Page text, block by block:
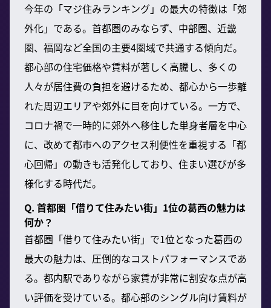
今年の「マジ住みランキング」の最大の特徴は「郊
外化」である。首都圏のみならず、中部圏、近畿
圏、福岡など全国の主要4圏域で共通する傾向だ。
都心部の住宅価格や賃料が著しく高騰し、多くの
人々が居住費の負担を避けるため、都心から一歩離
れた周辺エリアや郊外に目を向けている。一方で、
コロナ禍で一時的に郊外へ移住した単身者層を中心
に、改めて都市へのアクセス利便性を重視する「都
心回帰」の動きも活発化しており、住まい選びが多
様化する時代だ。
Q. 首都圏「借りて住みたい街」1位の葛西の魅力は
何か？
首都圏「借りて住みたい街」で1位となった葛西の
最大の魅力は、圧倒的なコストパフォーマンスであ
る。都内駅でありながら家賃が非常に割安な点が高
い評価を受けている。都心部のシングル向け賃料が